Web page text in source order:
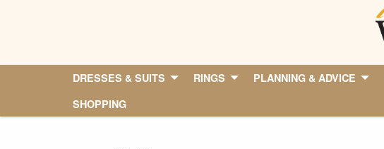
DRESSES & SUITS RINGS PLANNING & ADVICE
SHOPPING